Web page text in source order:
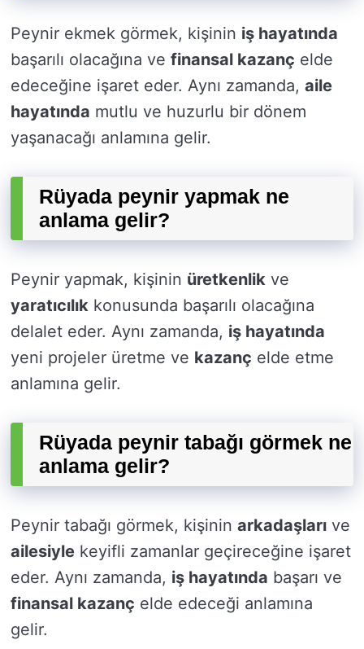
Peynir ekmek görmek, kişinin iş hayatında
başarılı olacağına ve finansal kazanç elde
edeceğine işaret eder. Aynı zamanda, aile
hayatında mutlu ve huzurlu bir dönem
yaşanacağı anlamına gelir.
Rüyada peynir yapmak ne
anlama gelir?
Peynir yapmak, kişinin üretkenlik ve
yaratıcılık konusunda başarılı olacağına
delalet eder. Aynı zamanda, iş hayatında
yeni projeler üretme ve kazanç elde etme
anlamına gelir.
Rüyada peynir tabağı görmek ne
anlama gelir?
Peynir tabağı görmek, kişinin arkadaşları ve
ailesiyle keyifli zamanlar geçireceğine işaret
eder. Aynı zamanda, iş hayatında başarı ve
finansal kazanç elde edeceği anlamına
gelir.